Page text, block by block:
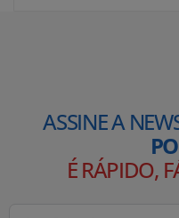
ASSINE A
É RÁPIDO,